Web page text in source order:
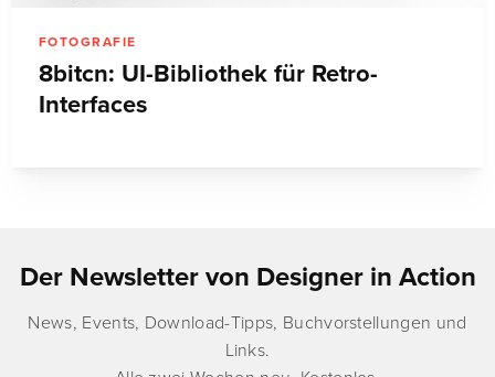
FOTOGRAFIE
8bitcn: UI-Bibliothek für Retro-
Interfaces
Der Newsletter von Designer in Action
News, Events, Download-Tipps, Buchvorstellungen und
Links.